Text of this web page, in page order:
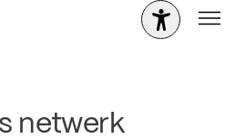
netwerk